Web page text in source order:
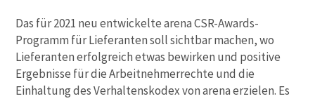
Das für 2021 neu entwickelte arena CSR-Awards-
Programm für Lieferanten soll sichtbar machen, wo
Lieferanten erfolgreich etwas bewirken und positive
Ergebnisse für die Arbeitnehmerrechte und die
Einhaltung des Verhaltenskodex von arena erzielen. Es